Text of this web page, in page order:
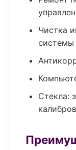
Чистка
системы
Стекла: